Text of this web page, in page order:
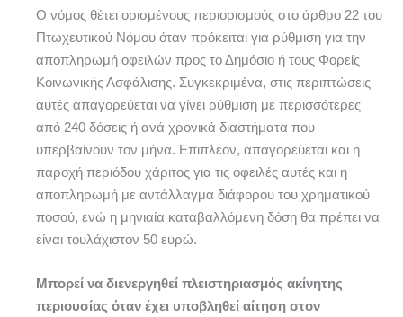
Ο νόμος θέτει ορισμένους περιορισμούς στο άρθρο 22 του
Πτωχευτικού Νόμου όταν πρόκειται για ρύθμιση για την
αποπληρωμή οφειλών προς το Δημόσιο ή τους Φορείς
Κοινωνικής Ασφάλισης. Συγκεκριμένα, στις περιπτώσεις
αυτές απαγορεύεται να γίνει ρύθμιση με περισσότερες
από 240 δόσεις ή ανά χρονικά διαστήματα που
υπερβαίνουν τον μήνα. Επιπλέον, απαγορεύεται και η
παροχή περιόδου χάριτος για τις οφειλές αυτές και η
αποπληρωμή με αντάλλαγμα διάφορου του χρηματικού
ποσού, ενώ η μηνιαία καταβαλλόμενη δόση θα πρέπει να
είναι τουλάχιστον 50 ευρώ.
Μπορεί να διενεργηθεί πλειστηριασμός ακίνητης
περιουσίας όταν έχει υποβληθεί αίτηση στον